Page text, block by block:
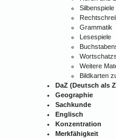
Silbenspiele
Grammatik
Lesespiele
Weitere
Bildkarten
DaZ (Deutsch als
Geographie
Sachkunde
Englisch
Konzentration
Merkfähigkeit